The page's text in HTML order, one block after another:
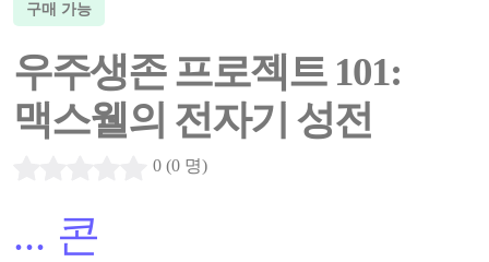
구매 가능
우주생존 프로젝트 101:
맥스웰의 전자기 성전
0 (0 명)
... 콘